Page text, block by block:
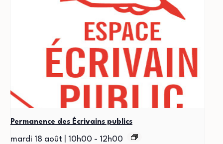
Permanence des Écrivains publics
mardi 18 août | 10h00 - 12h00